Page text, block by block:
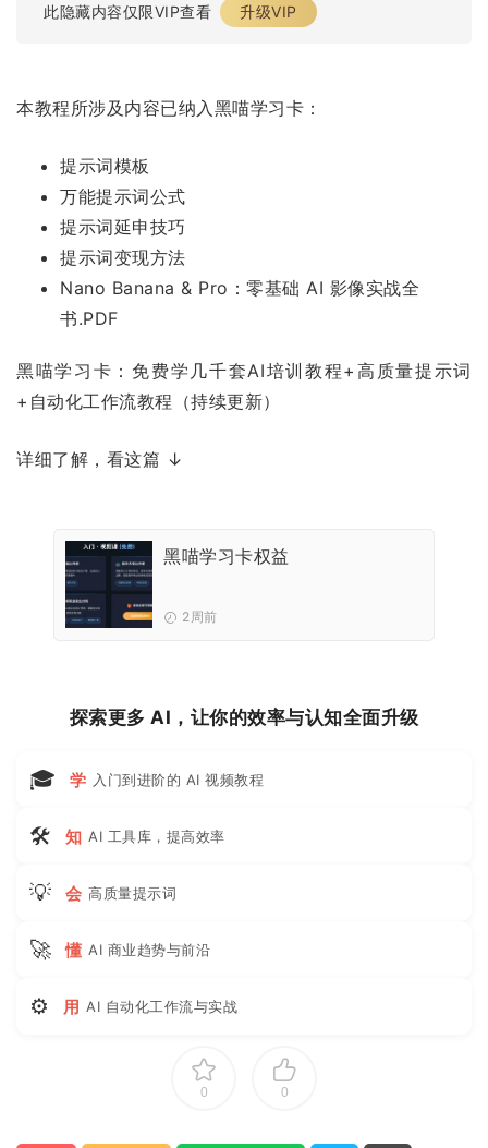
此隐藏内容仅限VIP查看 升级VIP
本教程所涉及内容已纳入黑喵学习卡：
提示词模板
万能提示词公式
提示词延申技巧
提示词变现方法
Nano Banana & Pro：零基础 AI 影像实战全
书.PDF
黑喵学习卡：免费学几千套AI培训教程+高质量提示词
+自动化工作流教程（持续更新）
详细了解，看这篇 ↓
黑喵学习卡权益
2周前
探索更多 AI，让你的效率与认知全面升级
🎓 学 入门到进阶的 AI 视频教程
🛠 知 AI 工具库，提高效率
💡 会 高质量提示词
🚀 懂 AI 商业趋势与前沿
⚙ 用 AI 自动化工作流与实战
0 0